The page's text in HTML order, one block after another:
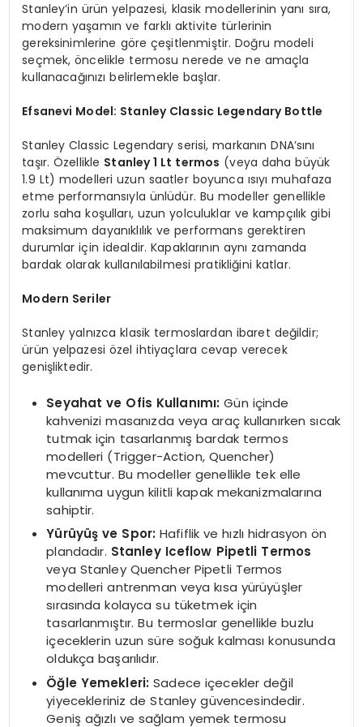
Stanley’in ürün yelpazesi, klasik modellerinin yanı sıra,
modern yaşamın ve farklı aktivite türlerinin
gereksinimlerine göre çeşitlenmiştir. Doğru modeli
seçmek, öncelikle termosu nerede ve ne amaçla
kullanacağınızı belirlemekle başlar.
Efsanevi Model: Stanley Classic Legendary Bottle
Stanley Classic Legendary serisi, markanın DNA’sını
taşır. Özellikle Stanley 1 Lt termos (veya daha büyük
1.9 Lt) modelleri uzun saatler boyunca ısıyı muhafaza
etme performansıyla ünlüdür. Bu modeller genellikle
zorlu saha koşulları, uzun yolculuklar ve kampçılık gibi
maksimum dayanıklılık ve performans gerektiren
durumlar için idealdir. Kapaklarının aynı zamanda
bardak olarak kullanılabilmesi pratikliğini katlar.
Modern Seriler
Stanley yalnızca klasik termoslardan ibaret değildir;
ürün yelpazesi özel ihtiyaçlara cevap verecek
genişliktedir.
Seyahat ve Ofis Kullanımı: Gün içinde
kahvenizi masanızda veya araç kullanırken sıcak
tutmak için tasarlanmış bardak termos
modelleri (Trigger-Action, Quencher)
mevcuttur. Bu modeller genellikle tek elle
kullanıma uygun kilitli kapak mekanizmalarına
sahiptir.
Yürüyüş ve Spor: Hafiflik ve hızlı hidrasyon ön
plandadır. Stanley Iceflow Pipetli Termos
veya Stanley Quencher Pipetli Termos
modelleri antrenman veya kısa yürüyüşler
sırasında kolayca su tüketmek için
tasarlanmıştır. Bu termoslar genellikle buzlu
içeceklerin uzun süre soğuk kalması konusunda
oldukça başarılıdır.
Öğle Yemekleri: Sadece içecekler değil
yiyecekleriniz de Stanley güvencesindedir.
Geniş ağızlı ve sağlam yemek termosu